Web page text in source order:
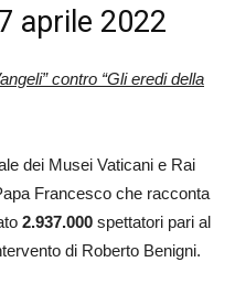
aprile 2022
contro “Gli eredi della
dei Musei Vaticani e Rai
Francesco che racconta
2.937.000 spettatori pari al
di Roberto Benigni.